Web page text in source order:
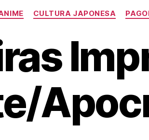
Categorias
CULTURA JAPONESA